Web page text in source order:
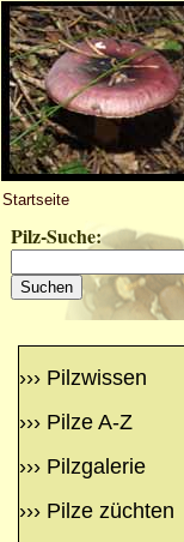
Startseite
Pilz-Suche:
››› Pilzwissen
››› Pilze A-Z
››› Pilzgalerie
››› Pilze züchten